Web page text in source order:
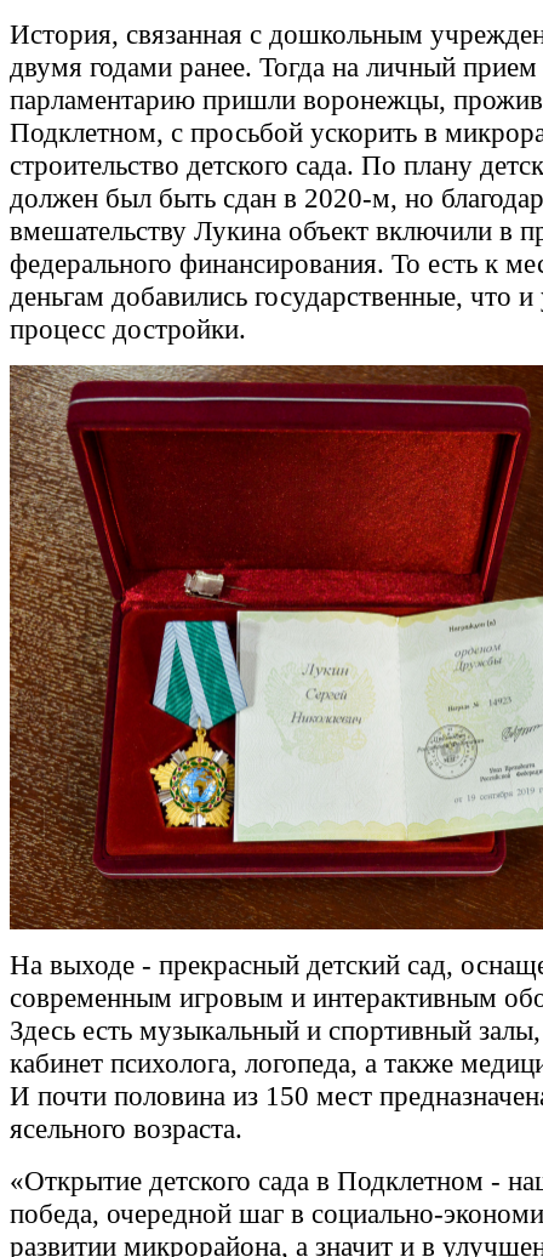
История, связанная с дошкольным
двумя годами ранее. Тогда на личный прием
парламентарию пришли воронежцы,
Подклетном, с просьбой ускорить в
строительство детского сада. По плану
должен был быть сдан в 2020-м, но
вмешательству Лукина объект включили в
федерального финансирования. То есть к
деньгам добавились государственные, что и
процесс достройки.
На выходе - прекрасный детский сад,
современным игровым и интерактивным
Здесь есть музыкальный и спортивный
кабинет психолога, логопеда, а также
И почти половина из 150 мест
ясельного возраста.
«Открытие детского сада в Подклетном -
победа, очередной шаг в социально-
развитии микрорайона, а значит и в